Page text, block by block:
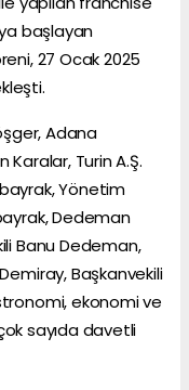
başlayan
27 Ocak 2025
Adana
Karalar, Turin A.Ş.
Yönetim
Dedeman
Banu Dedeman,
Başkanvekili
ekonomi ve
sayıda davetli